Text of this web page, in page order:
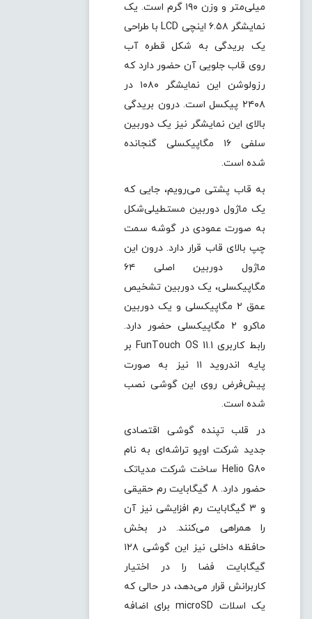
میلی‌متر و وزن ۱۹۰ گرم است. یک
نمایشگر ۶.۵۸ اینچی LCD با طراحی
یک بریدگی به شکل قطره آب
روی قاب جلویی آن حضور دارد که
رزولوشن این نمایشگر ۱۰۸۰ در
۲۴۰۸ پیکسل است. درون بریدگی
بالای این نمایشگر نیز یک دوربین
سلفی ۱۶ مگاپیکسلی گنجانده
شده است.
به قاب پشتی می‌رویم،‌ جایی که
یک ماژول دوربین مستطیلی‌شکل
به صورت عمودی در گوشه سمت
چپ بالای قاب قرار دارد. درون این
ماژول دوربین اصلی ۶۴
مگاپیکسلی، یک دوربین تشخیص
عمق ۲ مگاپیکسلی و یک دوربین
ماکرو ۲ مگاپیکسلی حضور دارد.
رابط کاربری FunTouch OS 11.1 بر
پایه اندروید ۱۱ نیز به صورت
پیش‌فرض روی این گوشی نصب
شده است.
در قلب تپنده گوشی اقتصادی
جدید شرکت اوپو تراشه‌ای به نام
Helio G80 ساخت شرکت مدیاتک
حضور دارد. ۸ گیگابایت رم حقیقی
و ۳ گیگابایت رم افزایشی نیز آن
را همراهی می‌کنند. در بخش
حافظه داخلی نیز این گوشی ۱۲۸
گیگابایت فضا را در اختیار
کاربرانش قرار می‌دهد، در حالی که
یک اسلات microSD برای اضافه